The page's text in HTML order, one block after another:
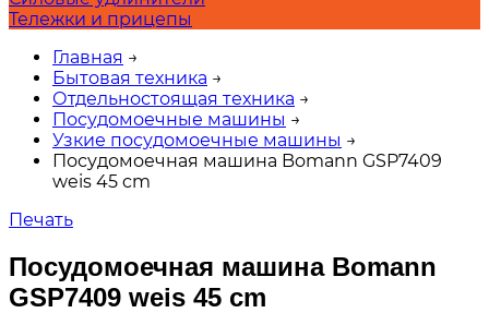
Тележки и прицепы
Главная →
Бытовая техника →
Отдельностоящая техника →
Посудомоечные машины →
Узкие посудомоечные машины →
Посудомоечная машина Bomann GSP7409
weis 45 cm
Печать
Посудомоечная машина Bomann
GSP7409 weis 45 cm